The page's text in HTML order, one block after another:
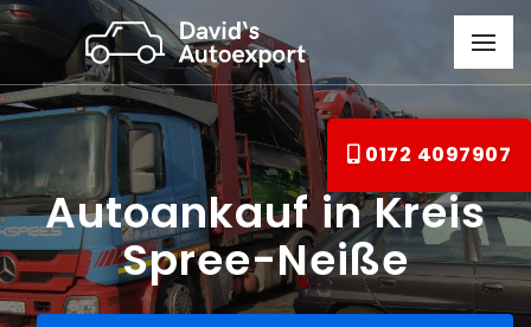
0172 4097907
Autoankauf in Kreis
Spree-Neiße